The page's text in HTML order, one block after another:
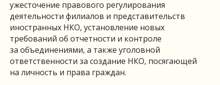
ужесточение правового регулирования
деятельности филиалов и представительств
иностранных НКО, установление новых
требований об отчетности и контроле
за объединениями, а также уголовной
ответственности за создание НКО, посягающей
на личность и права граждан.